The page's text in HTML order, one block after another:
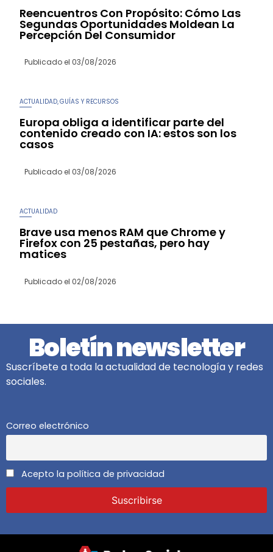
Reencuentros Con Propósito: Cómo Las
Segundas Oportunidades Moldean La
Percepción Del Consumidor
Publicado el 03/08/2026
ACTUALIDAD ,GUÍAS Y RECURSOS
Europa obliga a identificar parte del
contenido creado con IA: estos son los
casos
Publicado el 03/08/2026
ACTUALIDAD
Brave usa menos RAM que Chrome y
Firefox con 25 pestañas, pero hay
matices
Publicado el 02/08/2026
Boletín newsletter
Suscríbete a toda la actualidad de tecnología y redes
sociales.
Correo electrónico
Acepto la política de privacidad